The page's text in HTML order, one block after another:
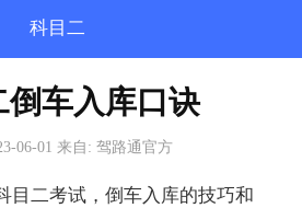
科目二
倒车入库口诀
06-01 来自: 驾路通官方
目二考试，倒车入库的技巧和